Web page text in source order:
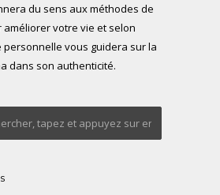
du sens aux méthodes de
votre vie et selon
personnelle vous guidera sur la
dans son authenticité.